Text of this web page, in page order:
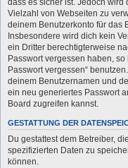
dass es sicher ist. Jedoch
Vielzahl von Webseiten zu
deinem Benutzerkonto für das
Insbesondere wird dich kein
ein Dritter berechtigterweise
Passwort vergessen haben,
Passwort vergessen“
deinem Benutzernamen und
ein neu generiertes Passwort
Board zugreifen kannst.
GESTATTUNG DER
Du gestattest dem Betreiber,
spezifizierten Daten zu
können.